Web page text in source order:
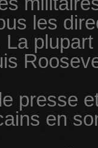
les
presse
en